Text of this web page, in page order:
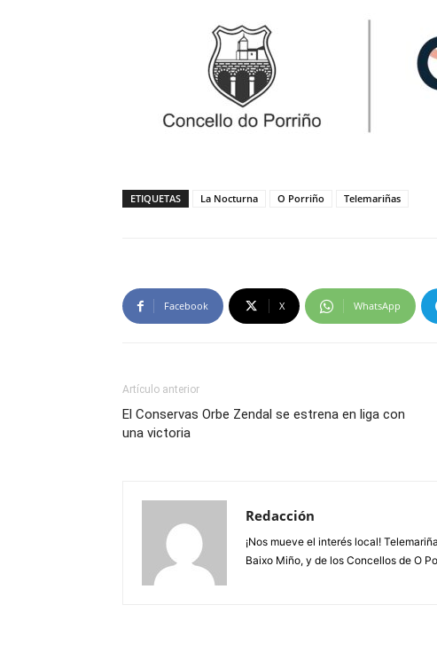
ETIQUETAS La Nocturna O Porriño Telemariñas
Facebook X WhatsApp
Artículo anterior
El Conservas Orbe Zendal se estrena en liga con
una victoria
Redacción
¡Nos mueve el interés local!
Baixo Miño, y de los Concellos de O